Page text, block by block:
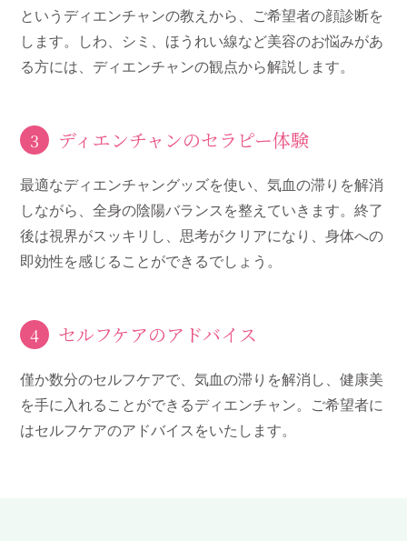
というディエンチャンの教えから、ご希望者の顔診断を
します。しわ、シミ、ほうれい線など美容のお悩みがあ
る方には、ディエンチャンの観点から解説します。
3 ディエンチャンのセラピー体験
最適なディエンチャングッズを使い、気血の滞りを解消
しながら、全身の陰陽バランスを整えていきます。終了
後は視界がスッキリし、思考がクリアになり、身体への
即効性を感じることができるでしょう。
4 セルフケアのアドバイス
僅か数分のセルフケアで、気血の滞りを解消し、健康美
を手に入れることができるディエンチャン。ご希望者に
はセルフケアのアドバイスをいたします。